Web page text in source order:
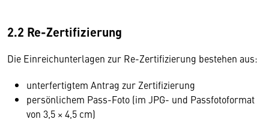
2.2 Re-Zertifizierung
Die Einreichunterlagen zur Re-Zertifizierung bestehen aus:
unterfertigtem Antrag zur Zertifizierung
persönlichem Pass-Foto (im JPG- und Passfotoformat
von 3,5 × 4,5 cm)